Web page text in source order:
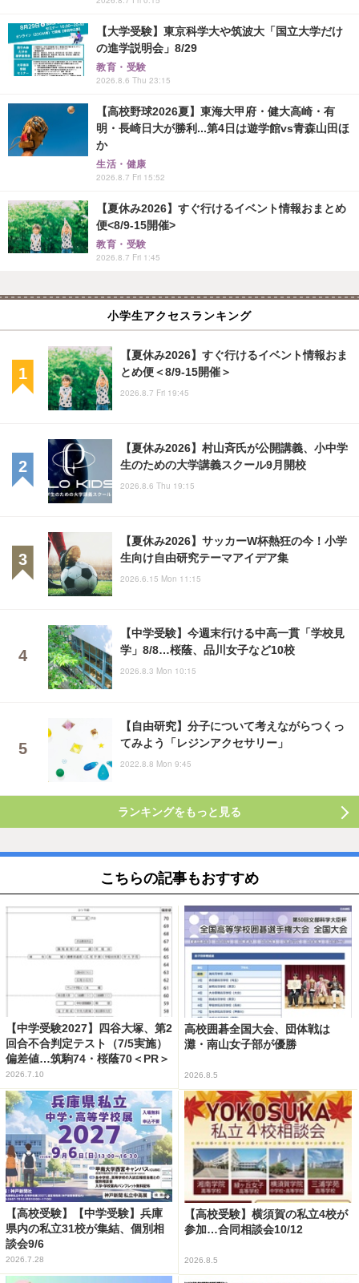
【大学受験】東京科学大や筑波大「国立大学だけ
の進学説明会」8/29
教育・受験
2026.8.6 Thu 23:15
【高校野球2026夏】東海大甲府・健大高崎・有
明・長崎日大が勝利...第4日は遊学館vs青森山田ほ
か
生活・健康
2026.8.7 Fri 15:52
【夏休み2026】すぐ行けるイベント情報おまとめ
便<8/9-15開催>
教育・受験
2026.8.7 Fri 1:45
小学生アクセスランキング
【夏休み2026】すぐ行けるイベント情報おま
とめ便＜8/9-15開催＞
2026.8.7 Fri 19:45
【夏休み2026】村山斉氏が公開講義、小中学
生のための大学講義スクール9月開校
2026.8.6 Thu 19:15
【夏休み2026】サッカーW杯熱狂の今！小学
生向け自由研究テーマアイデア集
2026.6.15 Mon 11:15
【中学受験】今週末行ける中高一貫「学校見
学」8/8…桜蔭、品川女子など10校
2026.8.3 Mon 10:15
【自由研究】分子について考えながらつくっ
てみよう「レジンアクセサリー」
2022.8.8 Mon 9:45
ランキングをもっと見る
こちらの記事もおすすめ
【中学受験2027】四谷大塚、第2
回合不合判定テスト（7/5実施）
偏差値…筑駒74・桜蔭70＜PR＞
2026.7.10
高校囲碁全国大会、団体戦は
灘・南山女子部が優勝
2026.8.5
【高校受験】【中学受験】兵庫
県内の私立31校が集結、個別相
談会9/6
2026.7.28
【高校受験】横須賀の私立4校が
参加…合同相談会10/12
2026.8.5